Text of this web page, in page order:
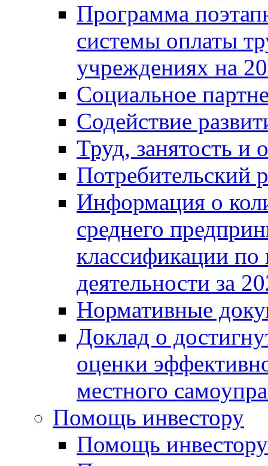
Программа
системы оплаты
учреждениях на
Социальное
Содействие
Труд, занятость и
Потребительский
Информация о
среднего
классификации
деятельности за
Нормативные
Доклад о
оценки
местного
Помощь инвестору
Помощь инвестору